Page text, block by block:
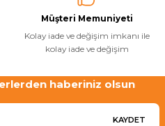
Müşteri Memuniyeti
Kolay iade ve değişim imkanı ile
kolay iade ve değişim
haberiniz olsun
KAYDET